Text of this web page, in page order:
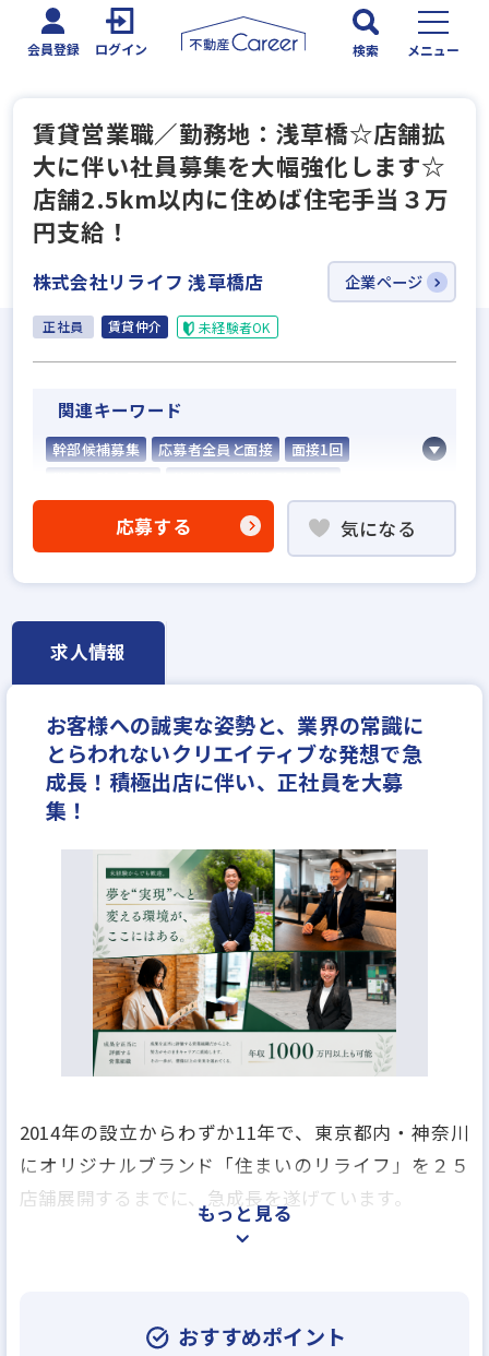
会員登録 ログイン 検索 メニュー
賃貸営業職／勤務地：浅草橋☆店舗拡
大に伴い社員募集を大幅強化します☆
店舗2.5km以内に住めば住宅手当３万
円支給！
株式会社リライフ 浅草橋店 企業ページ
正社員 賃貸仲介 未経験者OK
関連キーワード
幹部候補募集 応募者全員と面接
面接1回
業界未経験歓迎
既卒・第2新卒歓迎
職種未経験歓迎
歩合給
資格支援制度あり
女性が活躍中
完全週休2日
反響営業
年収400万円
年収450万円
年収500万円
年収550万円
年収600万円
年収700万円
年収800万円
年収900万円
年収1000万円～
月給～20万円
月給23万円
応募する 気になる
求人情報
お客様への誠実な姿勢と、業界の常識に
とらわれないクリエイティブな発想で急
成長！積極出店に伴い、正社員を大募
集！
2014年の設立からわずか11年で、東京都内・神奈川
にオリジナルブランド「住まいのリライフ」を２５
店舗展開するまでに、急成長を遂げています。
るという、お客様の満足度を追求した営業方針と、
もっと見る
おすすめポイント